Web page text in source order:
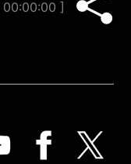
00:00:00 ]